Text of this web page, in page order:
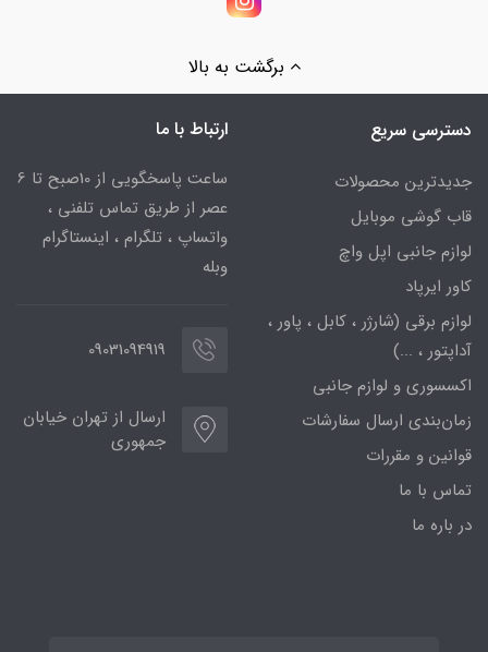
برگشت به بالا
دسترسی سریع
جدیدترین محصولات
قاب گوشی موبایل
لوازم جانبی اپل واچ
کاور ایرپاد
لوازم برقی (شارژر ، کابل ، پاور ،
آداپتور ، ...)
اکسسوری و لوازم جانبی
زمان‌بندی ارسال سفارشات
قوانین و مقررات
تماس با ما
در باره ما
ارتباط با ما
ساعت پاسخگویی از 10صبح تا 6
عصر از طریق تماس تلفنی ،
واتساپ ، تلگرام ، اینستاگرام
وبله
09031094919
ارسال از تهران خیابان
جمهوری